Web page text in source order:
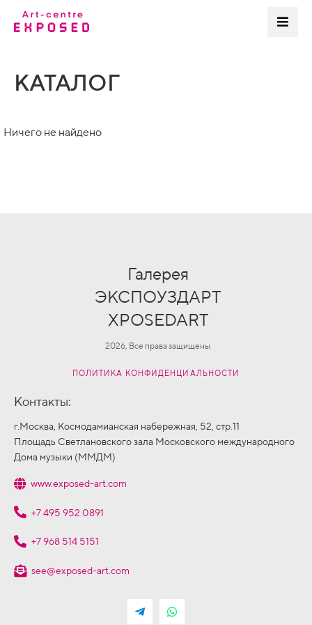
КАТАЛОГ
Ничего не найдено
Галерея
ЭКСПОУЗДАРТ
XPOSEDART
2026, Все права защищены
ПОЛИТИКА КОНФИДЕНЦИАЛЬНОСТИ
Контакты:
г.Москва, Космодамианская набережная, 52, стр.11
Площадь Светлановского зала Московского международного
Дома музыки (ММДМ)
www.exposed-art.com
+7 495 952 0891
+7 968 514 5151
see@exposed-art.com